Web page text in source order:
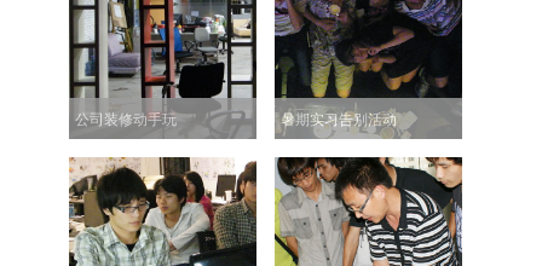
公司装修动手玩 暑期实习告别活动